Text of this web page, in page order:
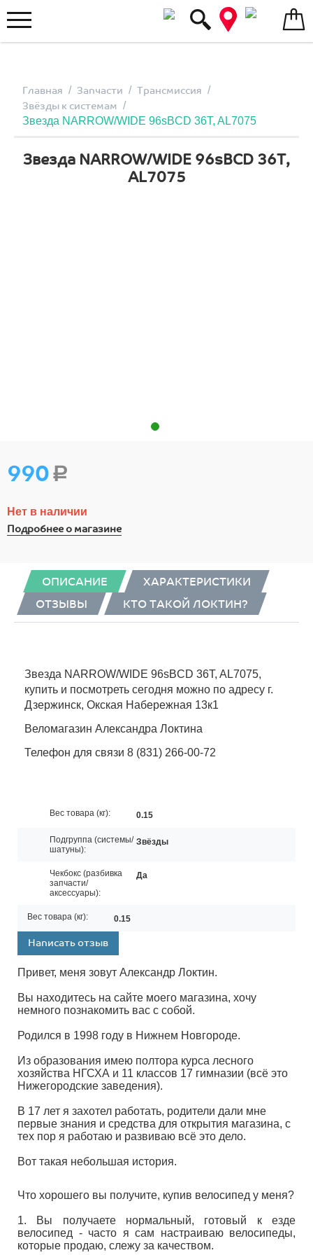
Главная / Запчасти / Трансмиссия /
Звёзды к системам /
Звезда NARROW/WIDE 96sBCD 36T, AL7075
Звезда NARROW/WIDE 96sBCD 36T,
AL7075
990 Р
Нет в наличии
Подробнее о магазине
ОПИСАНИЕ
ХАРАКТЕРИСТИКИ
ОТЗЫВЫ
КТО ТАКОЙ ЛОКТИН?
Звезда NARROW/WIDE 96sBCD 36T, AL7075,
купить и посмотреть сегодня можно по адресу г.
Дзержинск, Окская Набережная 13к1
Веломагазин Александра Локтина
Телефон для связи 8 (831) 266-00-72
Вес товара (кг): 0.15
Подгруппа (системы/
шатуны):
Звёзды
Чекбокс (разбивка
запчасти/
аксессуары):
Да
Вес товара (кг): 0.15
Написать отзыв
Привет, меня зовут Александр Локтин.
Вы находитесь на сайте моего магазина, хочу
немного познакомить вас с собой.
Родился в 1998 году в Нижнем Новгороде.
Из образования имею полтора курса лесного
хозяйства НГСХА и 11 классов 17 гимназии (всё это
Нижегородские заведения).
В 17 лет я захотел работать, родители дали мне
первые знания и средства для открытия магазина, с
тех пор я работаю и развиваю всё это дело.
Вот такая небольшая история.
Что хорошего вы получите, купив велосипед у меня?
1. Вы получаете нормальный, готовый к езде
велосипед - часто я сам настраиваю велосипеды,
которые продаю, слежу за качеством.